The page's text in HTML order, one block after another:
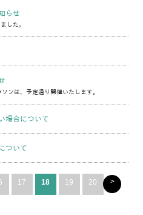
らせ
した。
ンは、予定通り開催いたします。
場合について
ついて
17 18 19 20 >